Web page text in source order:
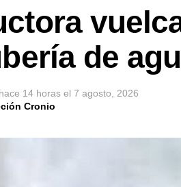
de
hace 14 horas el 7 agosto, 2026
Cronio